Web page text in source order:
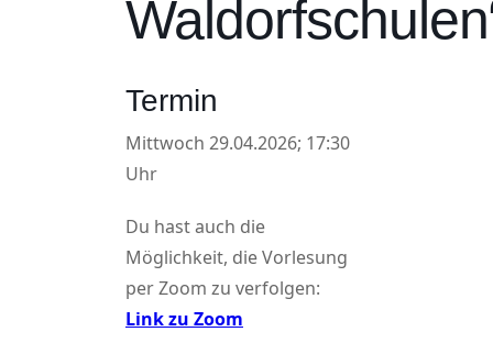
Termin
Mittwoch 29.04.2026; 17:30
Uhr
Du hast auch die
Möglichkeit, die Vorlesung
per Zoom zu verfolgen:
Link zu Zoom